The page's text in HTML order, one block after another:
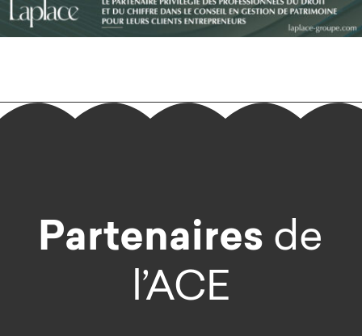
Partenaires de
l’ACE